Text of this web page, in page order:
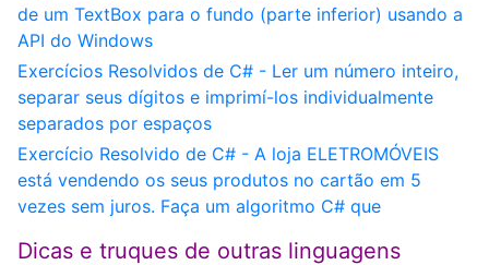
de um TextBox para o fundo (parte inferior) usando a
API do Windows
Exercícios Resolvidos de C# - Ler um número inteiro,
separar seus dígitos e imprimí-los individualmente
separados por espaços
Exercício Resolvido de C# - A loja ELETROMÓVEIS
está vendendo os seus produtos no cartão em 5
vezes sem juros. Faça um algoritmo C# que
Dicas e truques de outras linguagens